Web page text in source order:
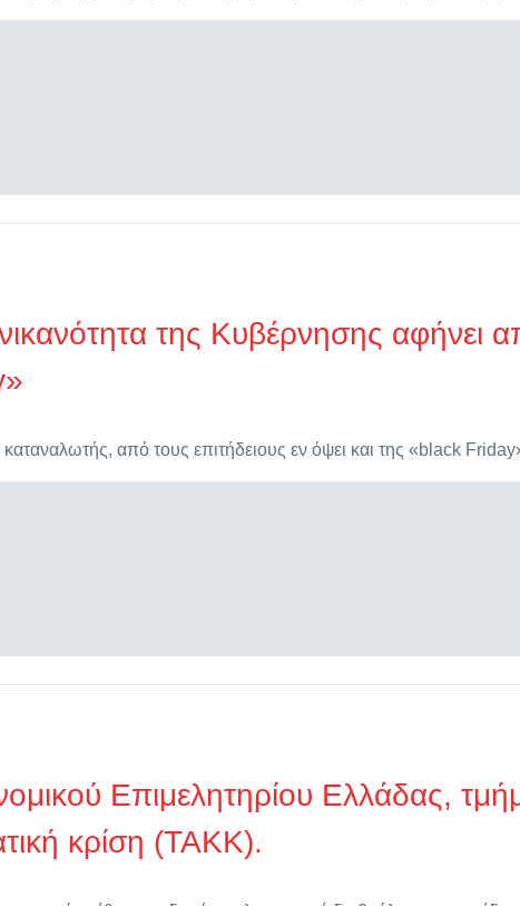
της Κυβέρνησης αφήνει
καταναλωτής, από τους επιτήδειους εν όψει και της «black
Επιμελητηρίου Ελλάδας,
κρίση (ΤΑΚΚ).